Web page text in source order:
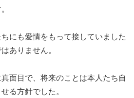
にも愛情をもって接していました
ありません。
面目で、将来のことは本人たち自
る方針でした。